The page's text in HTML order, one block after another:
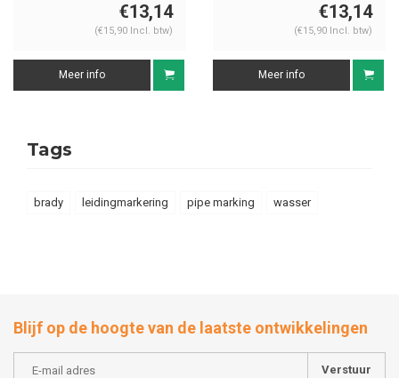
€13,14
(€15,90 Incl. btw)
Meer info
€13,14
(€15,90 Incl. btw)
Meer info
Tags
brady leidingmarkering pipe marking wasser
Blijf op de hoogte van de laatste ontwikkelingen
Verstuur